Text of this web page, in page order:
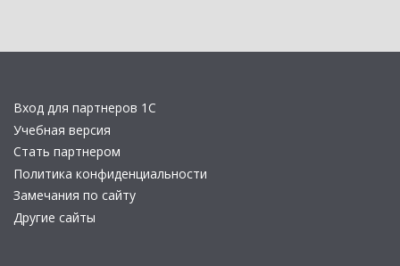
Вход для партнеров 1С
Учебная версия
Стать партнером
Политика конфиденциальности
Замечания по сайту
Другие сайты